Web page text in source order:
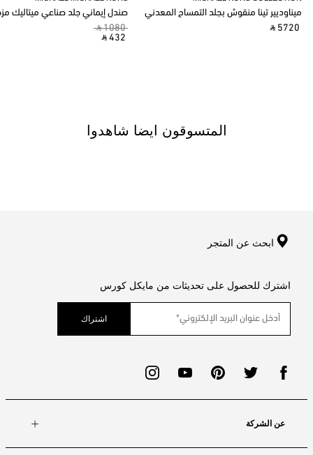
صندل إيماني جلد صناعي ميتاليك
‎ ⃁ 1080 ‎
‎ ⃁ 432 ‎
ميناوديير تينا منقوش بجلد التمساح المعدني
‎ ⃁ 5720 ‎
المتسوقون ايضا شاهدوا
ابحث عن المتجر
اشترك للحصول على تحديثات من مايكل كورس
اشتراك
عن الشركة